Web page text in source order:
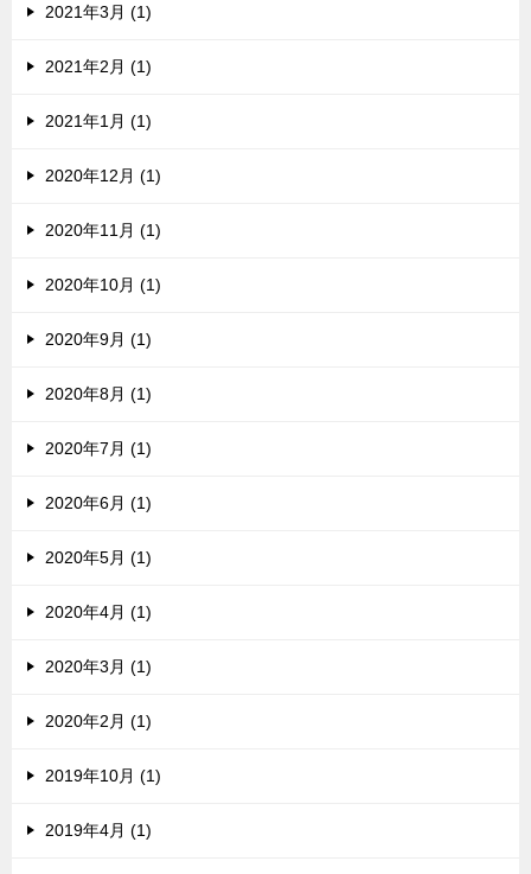
2021年3月 (1)
2021年2月 (1)
2021年1月 (1)
2020年12月 (1)
2020年11月 (1)
2020年10月 (1)
2020年9月 (1)
2020年8月 (1)
2020年7月 (1)
2020年6月 (1)
2020年5月 (1)
2020年4月 (1)
2020年3月 (1)
2020年2月 (1)
2019年10月 (1)
2019年4月 (1)